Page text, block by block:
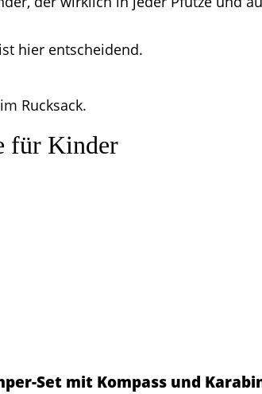
hier entscheidend.
Rucksack.
für Kinder
Set mit Kompass und